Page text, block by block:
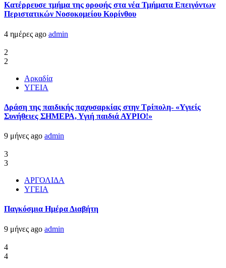
Kατέρρευσε τμήμα της οροφής στα νέα Τμήματα Επειγόντων
Περιστατικών Νοσοκομείου Κορίνθου
4 ημέρες ago admin
2
2
Αρκαδία
ΥΓΕΙΑ
Δράση της παιδικής παχυσαρκίας στην Τρίπολη- «Υγιείς
Συνήθειες ΣΗΜΕΡΑ, Υγιή παιδιά ΑΥΡΙΟ!»
9 μήνες ago admin
3
3
ΑΡΓΟΛΙΔΑ
ΥΓΕΙΑ
Παγκόσμια Ημέρα Διαβήτη
9 μήνες ago admin
4
4